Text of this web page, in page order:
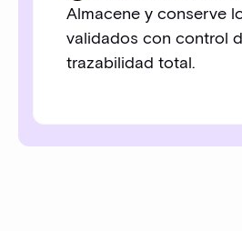
Almacene y conserve
validados con control
trazabilidad total.